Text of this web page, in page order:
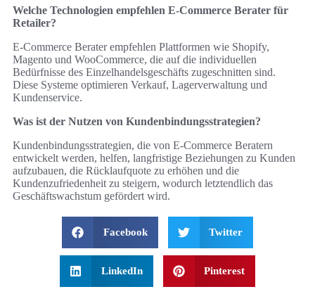
Welche Technologien empfehlen E-Commerce Berater für
Retailer?
E-Commerce Berater empfehlen Plattformen wie Shopify,
Magento und WooCommerce, die auf die individuellen
Bedürfnisse des Einzelhandelsgeschäfts zugeschnitten sind.
Diese Systeme optimieren Verkauf, Lagerverwaltung und
Kundenservice.
Was ist der Nutzen von Kundenbindungsstrategien?
Kundenbindungsstrategien, die von E-Commerce Beratern
entwickelt werden, helfen, langfristige Beziehungen zu Kunden
aufzubauen, die Rücklaufquote zu erhöhen und die
Kundenzufriedenheit zu steigern, wodurch letztendlich das
Geschäftswachstum gefördert wird.
Facebook Twitter
LinkedIn Pinterest